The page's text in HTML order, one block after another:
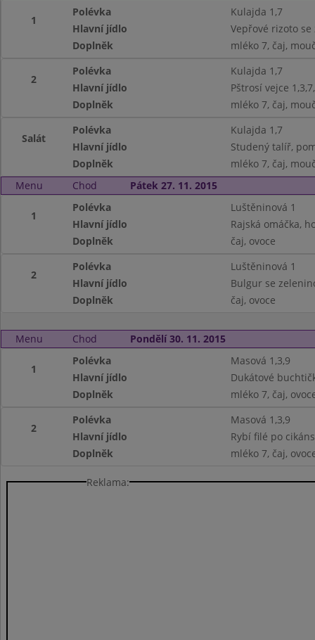
1
Polévka
Kulajda 1,7
Hlavní jídlo
Vepřové rizoto
Doplněk
mléko 7, čaj,
2
Polévka
Kulajda 1,7
Hlavní jídlo
Pštrosí vejce
Doplněk
mléko 7, čaj,
Salát
Polévka
Kulajda 1,7
Hlavní jídlo
Studený talíř,
Doplněk
mléko 7, čaj,
Menu
Chod Pátek 27. 11. 2015
1
Polévka
Luštěninová 1
Hlavní jídlo
Rajská omáčka,
Doplněk
čaj, ovoce
2
Polévka
Luštěninová 1
Hlavní jídlo
Bulgur se
Doplněk
čaj, ovoce
Menu Chod Pondělí 30. 11. 2015
1
Polévka
Masová 1,3,9
Hlavní jídlo
Dukátové
Doplněk
mléko 7, čaj,
2
Polévka
Masová 1,3,9
Hlavní jídlo
Rybí filé po
Doplněk
mléko 7, čaj,
Reklama: